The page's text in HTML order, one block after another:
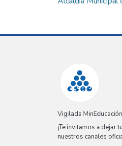
Vigilada MinEducación
¡Te invitamos a dejar
nuestros canales